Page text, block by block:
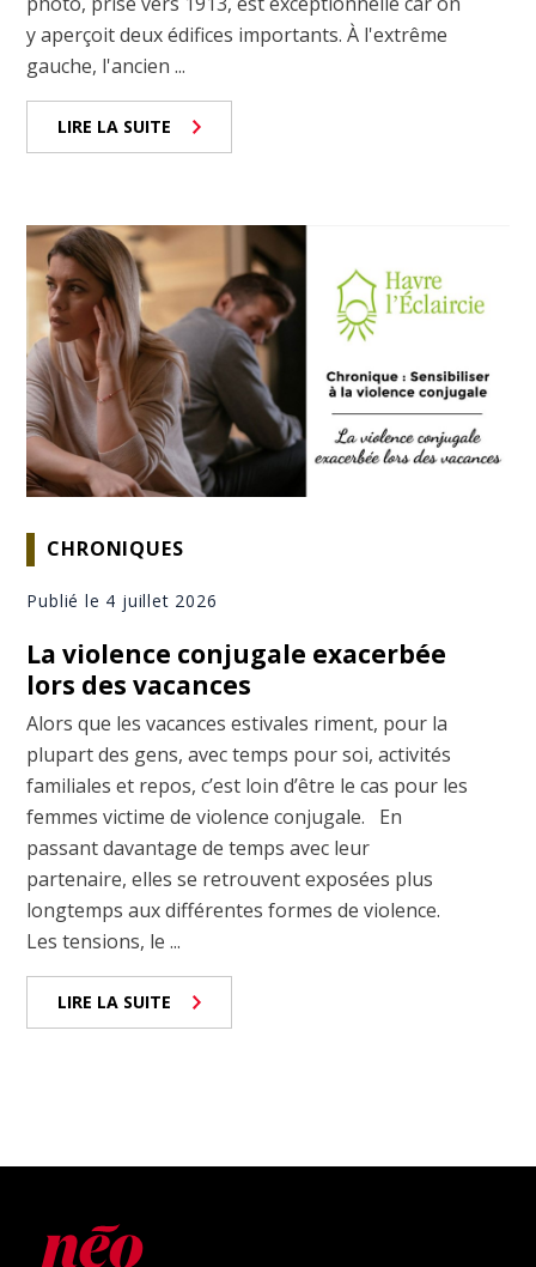
y aperçoit deux édifices importants. À l'extrême
gauche, l'ancien ...
LIRE LA SUITE
CHRONIQUES
Publié le 4 juillet 2026
La violence conjugale exacerbée
lors des vacances
Alors que les vacances estivales riment, pour la
plupart des gens, avec temps pour soi, activités
familiales et repos, c’est loin d’être le cas pour les
femmes victime de violence conjugale. En
passant davantage de temps avec leur
partenaire, elles se retrouvent exposées plus
longtemps aux différentes formes de violence.
Les tensions, le ...
LIRE LA SUITE